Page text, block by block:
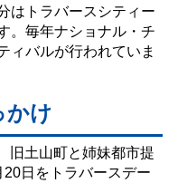
はトラバースシティー
。毎年ナショナル・チ
ィバルが行われていま
かけ
土山町と姉妹都市提
日をトラバースデー